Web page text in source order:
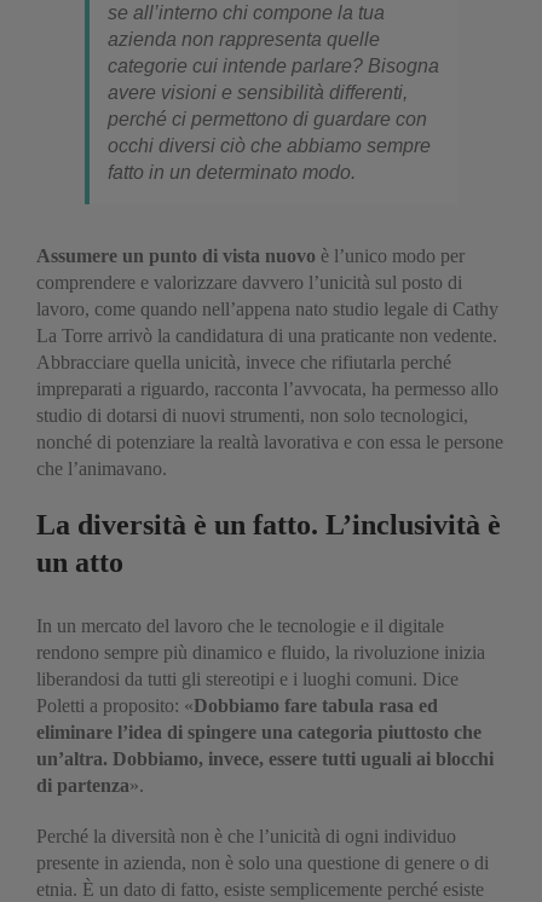
se all’interno chi compone la tua
azienda non rappresenta quelle
categorie cui intende parlare? Bisogna
avere visioni e sensibilità differenti,
perché ci permettono di guardare con
occhi diversi ciò che abbiamo sempre
fatto in un determinato modo.
Assumere un punto di vista nuovo è l’unico modo per
comprendere e valorizzare davvero l’unicità sul posto di
lavoro, come quando nell’appena nato studio legale di Cathy
La Torre arrivò la candidatura di una praticante non vedente.
Abbracciare quella unicità, invece che rifiutarla perché
impreparati a riguardo, racconta l’avvocata, ha permesso allo
studio di dotarsi di nuovi strumenti, non solo tecnologici,
nonché di potenziare la realtà lavorativa e con essa le persone
che l’animavano.
La diversità è un fatto. L’inclusività è
un atto
In un mercato del lavoro che le tecnologie e il digitale
rendono sempre più dinamico e fluido, la rivoluzione inizia
liberandosi da tutti gli stereotipi e i luoghi comuni. Dice
Poletti a proposito: «Dobbiamo fare tabula rasa ed
eliminare l’idea di spingere una categoria piuttosto che
un’altra. Dobbiamo, invece, essere tutti uguali ai blocchi
di partenza».
Perché la diversità non è che l’unicità di ogni individuo
presente in azienda, non è solo una questione di genere o di
etnia. È un dato di fatto, esiste semplicemente perché esiste